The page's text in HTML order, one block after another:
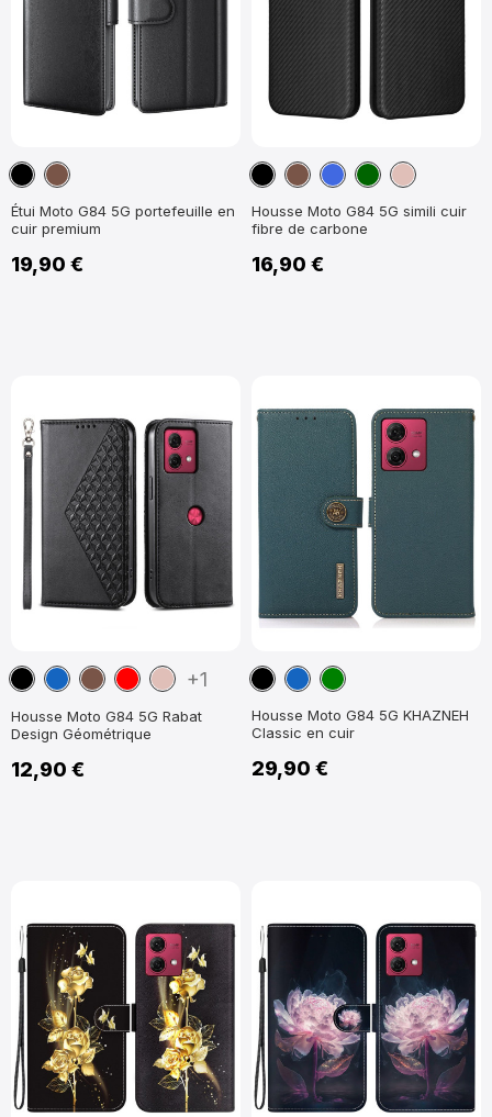
NoirMarron
Étui Moto G84 5G portefeuille en
cuir premium
19,90 €
NoirMarron
BleuVertOr
Housse Moto G84 5G simili cuir
fibre de carbone
16,90 €
NoirBleuMarronRouge
Or
+1
Housse Moto G84 5G Rabat
Design Géométrique
12,90 €
NoirBleuVert
Housse Moto G84 5G KHAZNEH
Classic en cuir
29,90 €